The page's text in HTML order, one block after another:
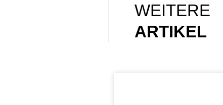
WEITERE
ARTIKEL